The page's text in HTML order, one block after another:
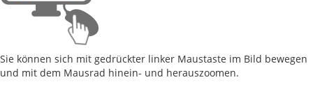
Sie können sich mit gedrückter linker Maustaste im Bild bewegen
und mit dem Mausrad hinein- und herauszoomen.